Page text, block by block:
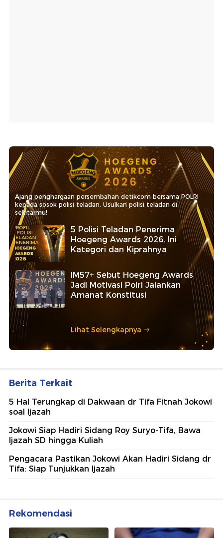
Ajang penghargaan persembahan detikcom bersama POLRI
kepada sosok polisi teladan. Usulkan polisi teladan di
sekitarmu!
5 Polisi Teladan Penerima
Hoegeng Awards 2026, Ini
Kategori dan Kiprahnya
IM57+ Sebut Hoegeng Awards
Jadi Motivasi Polri Jalankan
Amanat Konstitusi
Lihat Selengkapnya
Berita Terkait
5 Hal Terungkap di Dakwaan dr Tifa Fitnah Jokowi
soal Ijazah
Jokowi Siap Hadiri Sidang Roy Suryo-Tifa, Bawa
Ijazah SD hingga Kuliah
Pengacara Pastikan Jokowi Akan Hadiri Sidang dr
Tifa: Siap Tunjukkan Ijazah
Rekomendasi